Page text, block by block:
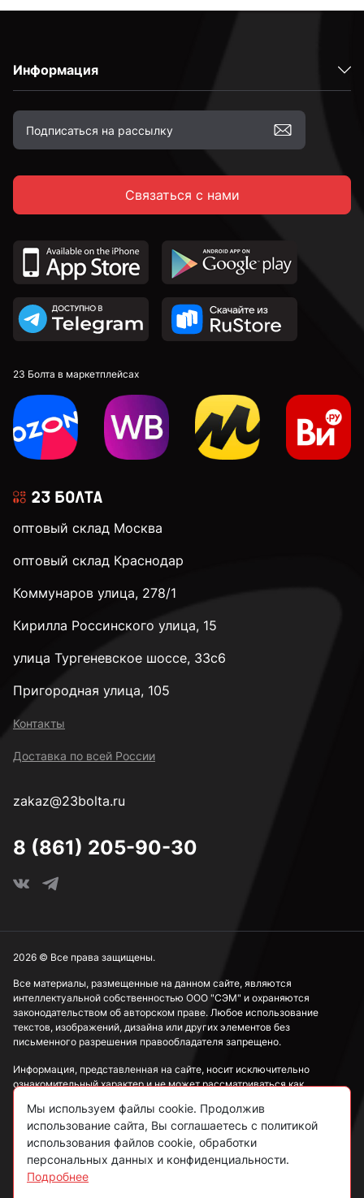
Информация
Связаться с нами
23 Болта в маркетплейсах
оптовый склад Москва
оптовый склад Краснодар
Коммунаров улица, 278/1
Кирилла Россинского улица, 15
улица Тургеневское шоссе, 33с6
Пригородная улица, 105
Контакты
Доставка по всей России
zakaz@23bolta.ru
8 (861) 205-90-30
Все материалы, размещенные на данном сайте, являются
интеллектуальной собственностью ООО "СЭМ" и охраняются
законодательством об авторском праве. Любое использование
текстов, изображений, дизайна или других элементов без
письменного разрешения правообладателя запрещено.
Информация, представленная на сайте, носит исключительно
ознакомительный характер и не может рассматриваться как
Политика конфиденциальности
Согласие на обработку данных
2026 © Все права защищены.
Мы используем файлы cookie. Продолжив
использование сайта, Вы соглашаетесь с политикой
использования файлов cookie, обработки
персональных данных и конфиденциальности.
Подробнее